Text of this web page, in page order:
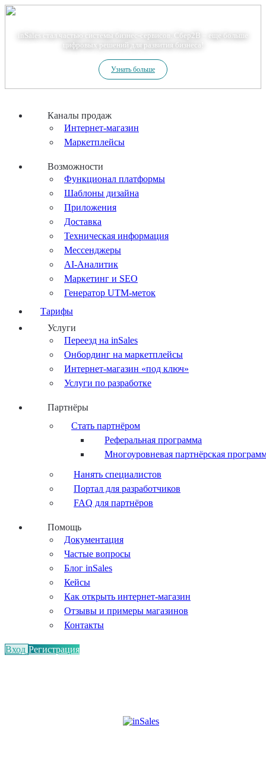
inSales стал частью системы бизнес-сервисов. Сбер2В – еще больше
цифровых решений для развития бизнеса!
Узнать больше
Каналы продаж
Интернет-магазин
Маркетплейсы
Возможности
Функционал платформы
Шаблоны дизайна
Приложения
Доставка
Техническая информация
Мессенджеры
AI-Аналитик
Маркетинг и SEO
Генератор UTM-меток
Тарифы
Услуги
Переезд на inSales
Онбординг на маркетплейсы
Интернет-магазин «под ключ»
Услуги по разработке
Партнёры
Стать партнёром
Реферальная программа
Многоуровневая партнёрская
Нанять специалистов
Портал для разработчиков
FAQ для партнёров
Помощь
Документация
Частые вопросы
Блог inSales
Кейсы
Как открыть интернет-магазин
Отзывы и примеры магазинов
Контакты
Вход Регистрация